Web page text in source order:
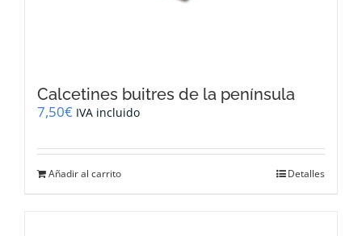
Calcetines buitres de la península
7,50€ IVA incluido
Añadir al carrito Detalles